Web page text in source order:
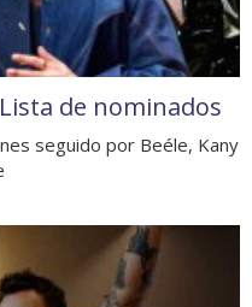
de nominados
seguido por Beéle, Kany